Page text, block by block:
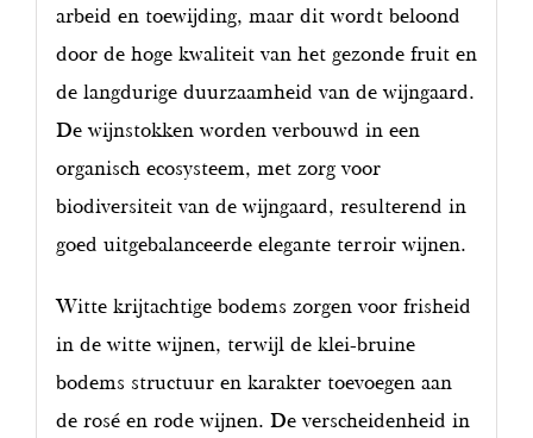
arbeid en toewijding, maar dit wordt beloond
door de hoge kwaliteit van het gezonde fruit en
de langdurige duurzaamheid van de wijngaard.
De wijnstokken worden verbouwd in een
organisch ecosysteem, met zorg voor
biodiversiteit van de wijngaard, resulterend in
goed uitgebalanceerde elegante terroir wijnen.
Witte krijtachtige bodems zorgen voor frisheid
in de witte wijnen, terwijl de klei-bruine
bodems structuur en karakter toevoegen aan
de rosé en rode wijnen. De verscheidenheid in